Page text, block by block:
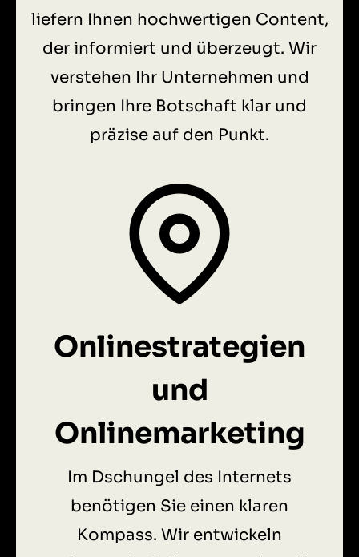
liefern Ihnen hochwertigen Content,
der informiert und überzeugt. Wir
verstehen Ihr Unternehmen und
bringen Ihre Botschaft klar und
präzise auf den Punkt.
Onlinestrategien
und
Onlinemarketing
Im Dschungel des Internets
benötigen Sie einen klaren
Kompass. Wir entwickeln